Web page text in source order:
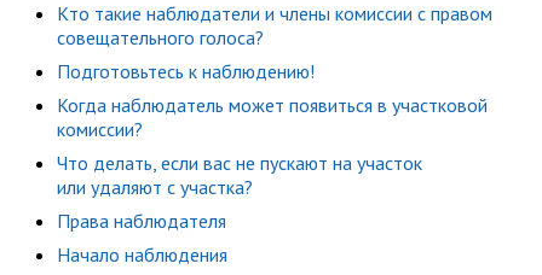
Кто такие наблюдатели и члены комиссии с правом
совещательного голоса?
Подготовьтесь к наблюдению!
Когда наблюдатель может появиться в участковой
комиссии?
Что делать, если вас не пускают на участок
или удаляют с участка?
Права наблюдателя
Начало наблюдения